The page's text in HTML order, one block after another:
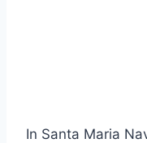
In Santa Maria